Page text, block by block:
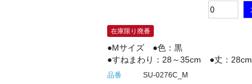
在庫限り廃番
●Mサイズ ●色：黒
●すねまわり：28～35cm ●丈：28cm
品番 SU-0276C_M